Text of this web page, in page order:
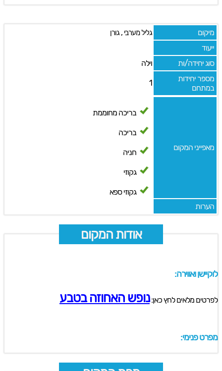
מיקום גליל מערבי, גורן
ייעוד
סוג יחידה/ות
וילה
מספר יחידות
במתחם
1
מאפייני המקום
בריכה מחוממת
בריכה
חניה
גקוזי
גקוזי ספא
הערות
אודות המקום
לוקיישן ואווירה:
לפרטים מלאים לחץ כאן:נופש האחוזה בטבע
מפרט פנימי: